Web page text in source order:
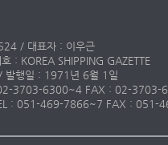
/ 대표자 : 이우근
: KOREA SHIPPING GAZETTE
발행일 : 1971년 6월 1일
02-3703-6300~4 FAX : 02-
: 051-469-7866~7 FAX : 051-